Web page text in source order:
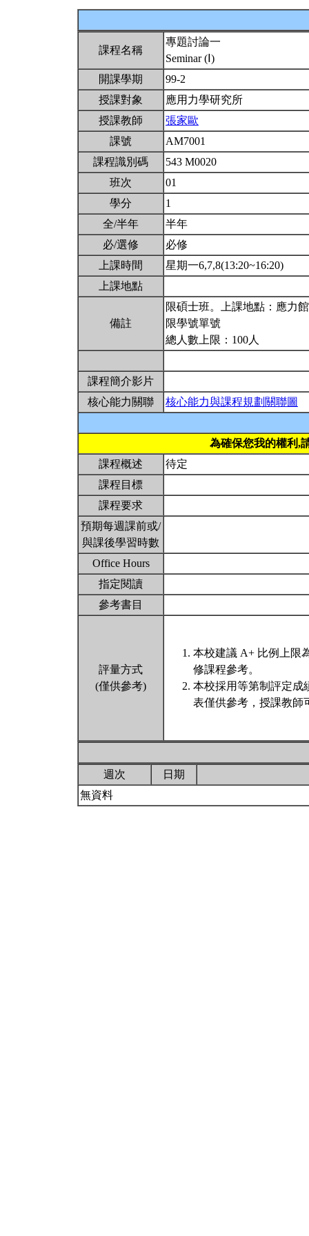
課程名稱
專題討論一
Seminar (Ⅰ)
開課學期
99-2
授課對象
應用力學研究所
授課教師
張家歐
課號
AM7001
課程識別碼
543 M0020
班次
01
學分
1
全/半年
半年
必/選修
必修
上課時間
星期一6,7,8(13:20~16:20)
上課地點
備註
限碩士班。上課地點：應力
限學號單號
總人數上限：100人
課程簡介影片
核心能力關聯
核心能力與課程規劃關聯圖
為確保您我的權利,
課程概述
待定
課程目標
課程要求
預期每週課前或/
與課後學習時數
Office Hours
指定閱讀
參考書目
評量方式
(僅供參考)
本校建議 A+ 比例上限
修課程參考。
本校採用等第制評定成
表僅供參考，授課教師
週次
日期
無資料